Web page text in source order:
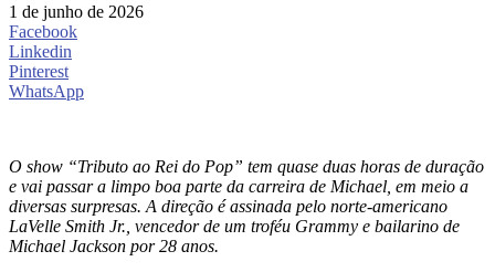
1 de junho de 2026
Facebook
Linkedin
Pinterest
WhatsApp
O show “Tributo ao Rei do Pop” tem quase duas horas de duração
e vai passar a limpo boa parte da carreira de Michael, em meio a
diversas surpresas. A direção é assinada pelo norte-americano
LaVelle Smith Jr., vencedor de um troféu Grammy e bailarino de
Michael Jackson por 28 anos.